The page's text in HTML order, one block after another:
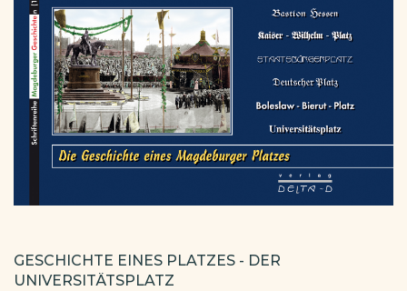
GESCHICHTE EINES PLATZES - DER
UNIVERSITÄTSPLATZ